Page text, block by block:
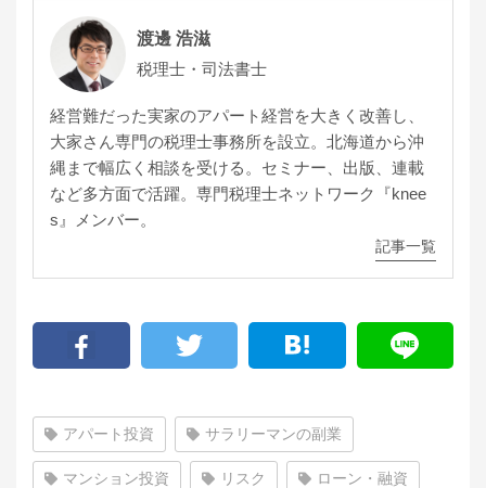
渡邊 浩滋
税理士・司法書士
経営難だった実家のアパート経営を大きく改善し、
大家さん専門の税理士事務所を設立。北海道から沖
縄まで幅広く相談を受ける。セミナー、出版、連載
など多方面で活躍。専門税理士ネットワーク『knee
s』メンバー。
記事一覧
アパート投資 サラリーマンの副業
マンション投資 リスク ローン・融資